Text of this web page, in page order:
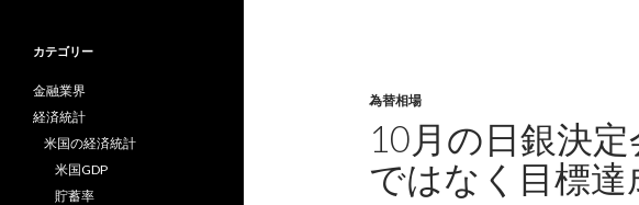
為替相場
10月の日銀決
ではなく目標
カテゴリー
金融業界
経済統計
米国の経済統計
米国GDP
貯蓄率